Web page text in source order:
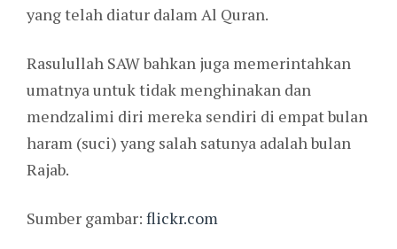
yang telah diatur dalam Al Quran.
Rasulullah SAW bahkan juga memerintahkan
umatnya untuk tidak menghinakan dan
mendzalimi diri mereka sendiri di empat bulan
haram (suci) yang salah satunya adalah bulan
Rajab.
Sumber gambar: flickr.com